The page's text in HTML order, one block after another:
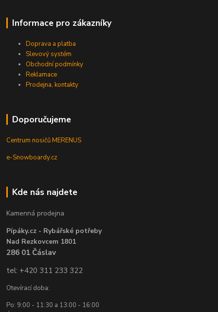
Informace pro zákazníky
Doprava a platba
Slevový systém
Obchodní podmínky
Reklamace
Prodejna, kontakty
Doporučujeme
Centrum nosičů MERENUS
e-Snowboardy.cz
Kde nás najdete
Kamenná prodejna
Pípáky.cz - Rybářské potřeby
Nad Rezkovcem 1801
286 01 Čáslav
tel: +420 311 233 322
Otevírací doba:
Po: 9:00 - 11:30 a 13:00 - 16:00